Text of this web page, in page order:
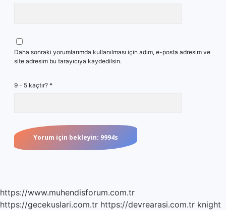
Daha sonraki yorumlarımda kullanılması için adım, e-posta adresim ve
site adresim bu tarayıcıya kaydedilsin.
9 - 5 kaçtır? *
https://www.muhendisforum.com.tr
https://gecekuslari.com.tr https://devrearasi.com.tr knight